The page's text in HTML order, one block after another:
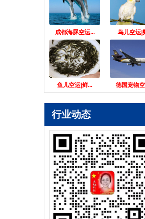
成都海豚空运... 鸟儿空运|
鱼儿空运|鲜... 德国宠物
行业动态